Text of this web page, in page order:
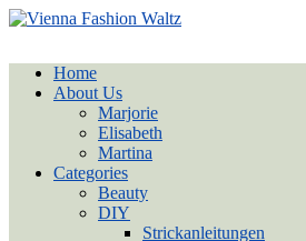
Home
About Us
Marjorie
Elisabeth
Martina
Categories
Beauty
DIY
Strickanleitungen